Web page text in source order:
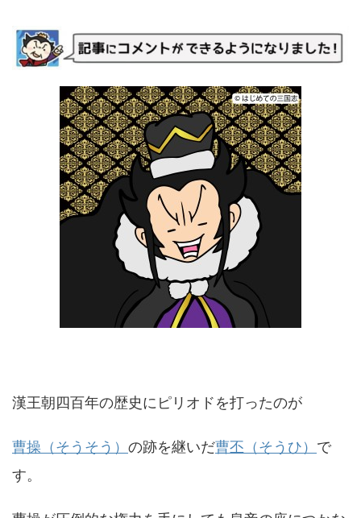
漢王朝四百年の歴史にピリオドを打ったのが
曹操（そうそう） の跡を継いだ曹丕（そうひ） で
す。